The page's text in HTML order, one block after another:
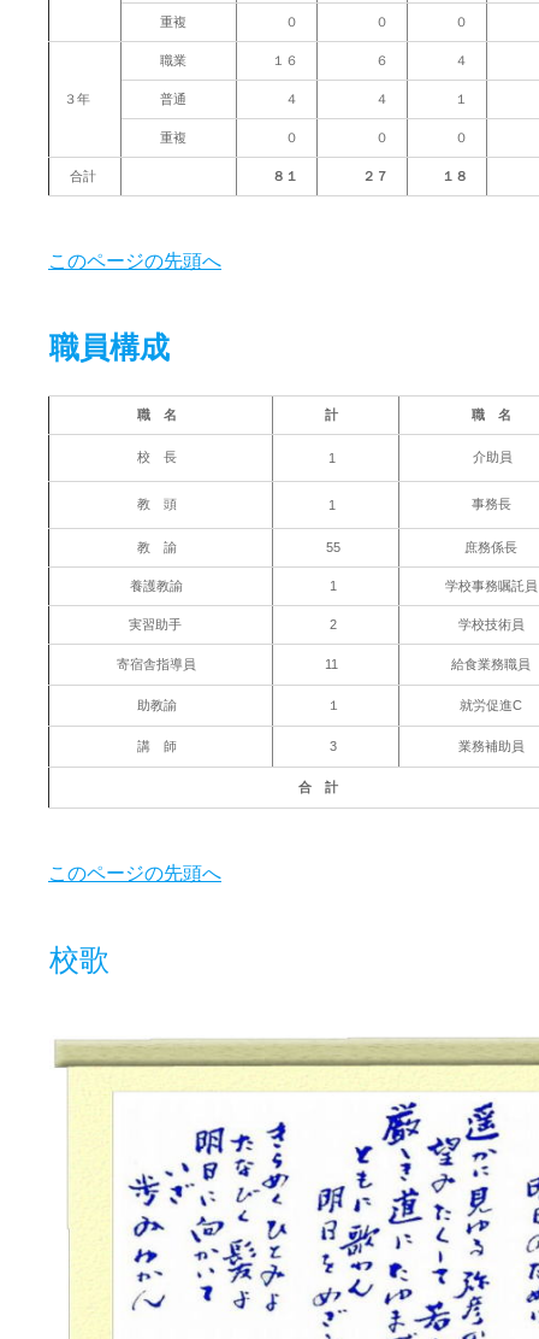
重複 ０ ０ ０
３年
職業 １６ ６ ４
普通 ４ ４ １
重複 ０ ０ ０
合計 ８１ ２７ １８
このページの先頭へ
職員構成
職 名 計 職 名
校 長 1 介助員
教 頭 1 事務長
教 諭 55 庶務係長
養護教諭 1 学校事務嘱託
実習助手 2 学校技術員
寄宿舎指導員 11 給食業務職員
助教諭 １ 就労促進C
講 師 3 業務補助員
合 計
このページの先頭へ
校歌